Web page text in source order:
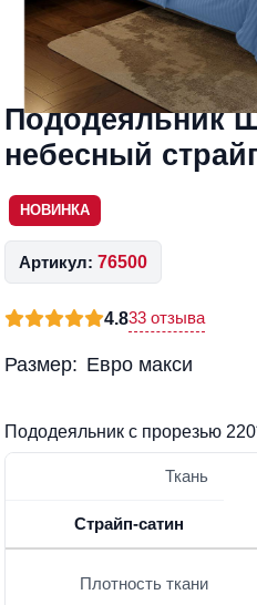
Пододеяльник
небесный
НОВИНКА
Артикул: 76500
4.833 отзыва
Размер: Евро макси
Пододеяльник с прорезью
Ткань
Страйп-сатин
Плотность ткани